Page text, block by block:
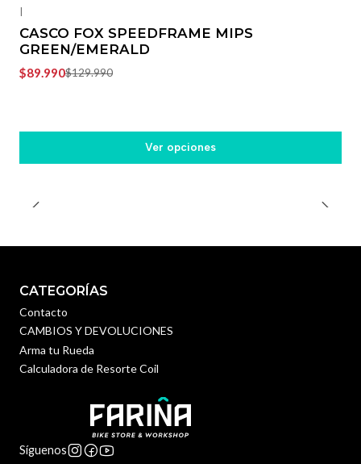
|
CASCO FOX SPEEDFRAME MIPS
GREEN/EMERALD
$89.990$129.990
Ver opciones
CATEGORÍAS
Contacto
CAMBIOS Y DEVOLUCIONES
Arma tu Rueda
Calculadora de Resorte Coil
Síguenos